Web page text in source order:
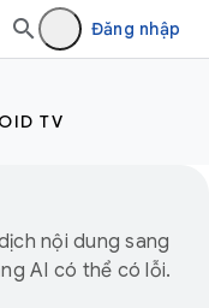
Đăng nhập
TV
nội dung sang
AI có thể có lỗi.